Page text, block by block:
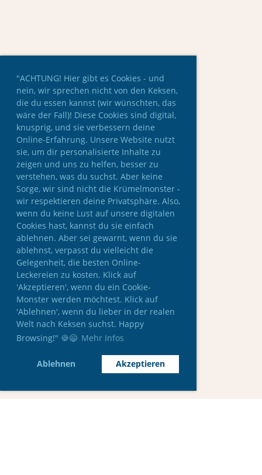
"ACHTUNG! Hier gibt es Cookies - und
nein, wir sprechen nicht von den Keksen,
die du essen kannst (wir wünschten, das
wäre der Fall)! Diese Cookies sind digital,
knusprig, und sie verbessern deine
Online-Erfahrung. Unsere Website nutzt
sie, um dir personalisierte Inhalte zu
zeigen und uns zu helfen, besser zu
verstehen, was du suchst. Aber keine
Sorge, wir sind nicht die Krümelmonster -
wir respektieren deine Privatsphäre. Also,
wenn du keine Lust auf unsere digitalen
Cookies hast, kannst du sie einfach
ablehnen. Aber sei gewarnt, wenn du sie
ablehnst, verpasst du vielleicht die
Gelegenheit, die besten Online-
Leckereien zu kosten. Klick auf
'Akzeptieren', wenn du ein Cookie-
Monster werden möchtest. Klick auf
'Ablehnen', wenn du lieber in der realen
Welt nach Keksen suchst. Happy
Browsing!" 🍪😄 Mehr Infos
Ablehnen Akzeptieren